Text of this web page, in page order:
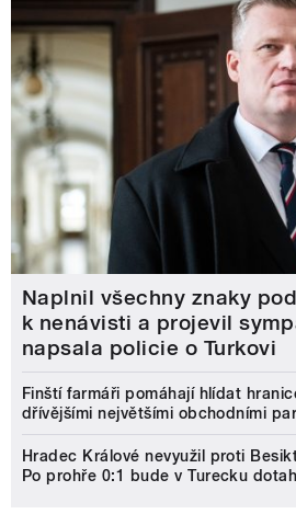
Naplnil všechny znaky
k nenávisti a projevil
napsala policie o Turkovi
Finští farmáři pomáhají hlídat
dřívějšími největšími obchodními
Hradec Králové nevyužil proti
Po prohře 0:1 bude v Turecku